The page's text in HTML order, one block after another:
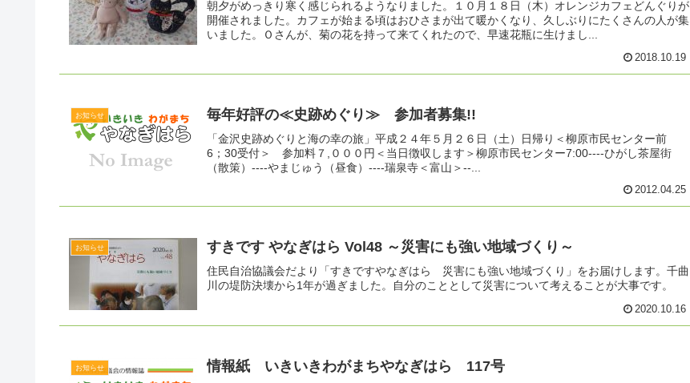
朝夕がめっきり寒く感じられるようなりました。１０月１８日（木）オレンジカフェどんぐりが
開催されました。カフェが始まる頃はおひさまが出て暖かくなり、久しぶりにたくさんの人が集
いました。Ｏさんが、菊の花を持って来てくれたので、早速花瓶に生けまし...
2018.10.19
お知らせ 毎年好評の≪史跡めぐり≫ 参加者募集!!
「金沢史跡めぐりと海の幸の旅」平成２４年５月２６日（土）日帰り＜柳原市民センター前
6；30受付＞ 参加料７,０００円＜当日徴収します＞柳原市民センター7:00----ひがし茶屋街
（散策）----やまじゅう（昼食）----瑞泉寺＜富山＞--...
2012.04.25
お知らせ すきです やなぎはら Vol48 ～災害にも強い地域づくり～
住民自治協議会だより「すきですやなぎはら 災害にも強い地域づくり」をお届けします。千曲
川の堤防決壊から1年が過ぎました。自分のこととして災害について考えることが大事です。
2020.10.16
お知らせ 情報紙 いきいきわがまちやなぎはら 117号